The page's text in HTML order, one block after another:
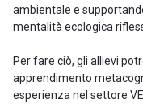
ambientale e
mentalità ecologica
Per fare ciò, gli allievi
apprendimento
esperienza nel settore